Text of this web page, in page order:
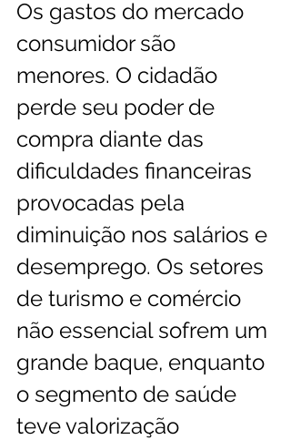
Os gastos do mercado
consumidor são
menores. O cidadão
perde seu poder de
compra diante das
dificuldades financeiras
provocadas pela
diminuição nos salários e
desemprego. Os setores
de turismo e comércio
não essencial sofrem um
grande baque, enquanto
o segmento de saúde
teve valorização